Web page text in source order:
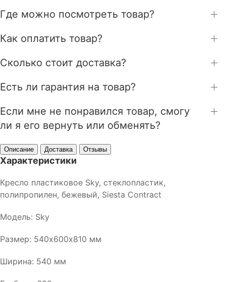
Где можно посмотреть товар?
Как оплатить товар?
Сколько стоит доставка?
Есть ли гарантия на товар?
Если мне не понравился товар, смогу
ли я его вернуть или обменять?
Описание Доставка Отзывы
Характеристики
Кресло пластиковое Sky, стеклопластик,
полипропилен, бежевый, Siesta Contract
Модель: Sky
Размер: 540х600х810 мм
Ширина: 540 мм